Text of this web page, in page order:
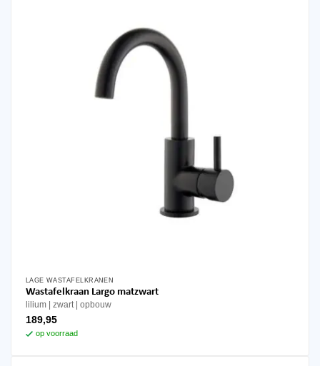
LAGE WASTAFELKRANEN
Wastafelkraan Largo matzwart
lilium zwart opbouw
189,95
op voorraad